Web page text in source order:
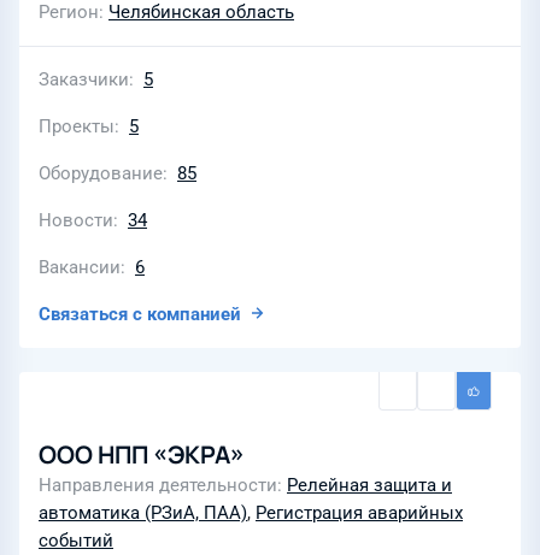
Регион Челябинская область
Заказчики 5
Проекты 5
Оборудование 85
Новости 34
Вакансии 6
Связаться с компанией
ООО НПП «ЭКРА»
Направления деятельности Релейная защита и
автоматика (РЗиА, ПАА), Регистрация аварийных
событий